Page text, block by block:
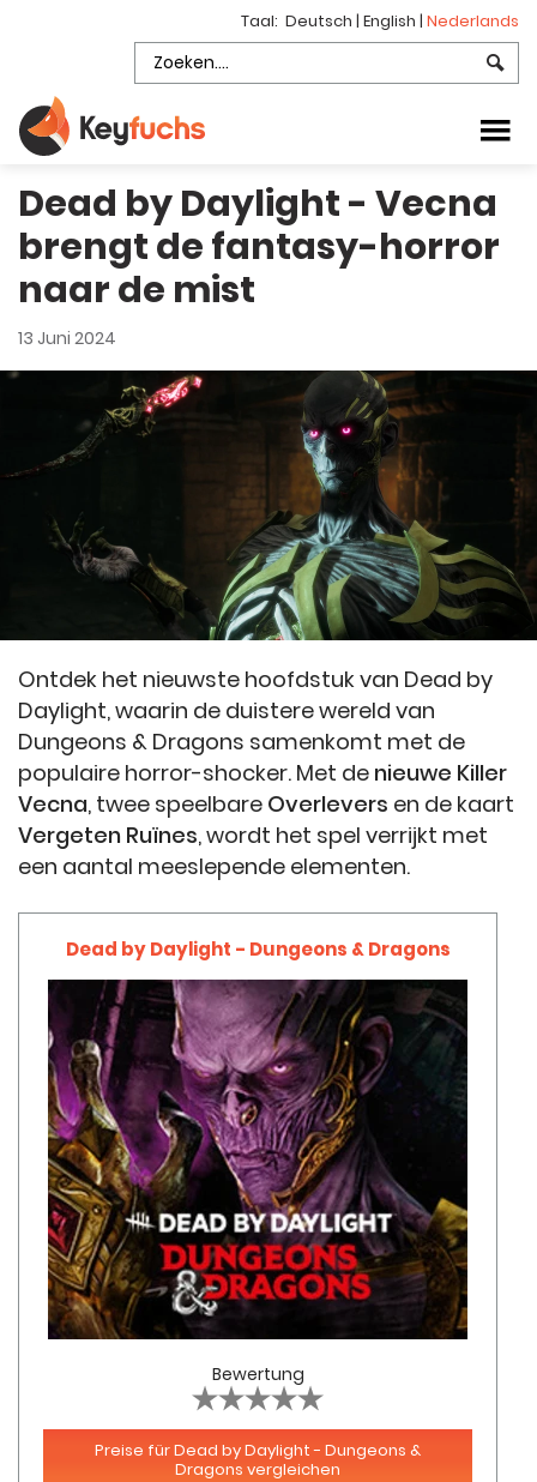
Taal: Deutsch | English | Nederlands
Dead by Daylight - Vecna
brengt de fantasy-horror
naar de mist
13 Juni 2024
Ontdek het nieuwste hoofdstuk van Dead by
Daylight, waarin de duistere wereld van
Dungeons & Dragons samenkomt met de
populaire horror-shocker. Met de nieuwe Killer
Vecna, twee speelbare Overlevers en de kaart
Vergeten Ruïnes, wordt het spel verrijkt met
een aantal meeslepende elementen.
Dead by Daylight - Dungeons & Dragons
Bewertung
Preise für Dead by Daylight - Dungeons &
Dragons vergleichen